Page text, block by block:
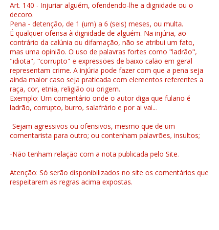
Art. 140 - Injuriar alguém, ofendendo-lhe a dignidade ou o
decoro.
Pena - detenção, de 1 (um) a 6 (seis) meses, ou multa.
É qualquer ofensa à dignidade de alguém. Na injúria, ao
contrário da calúnia ou difamação, não se atribui um fato,
mas uma opinião. O uso de palavras fortes como "ladrão",
"idiota", "corrupto" e expressões de baixo calão em geral
representam crime. A injúria pode fazer com que a pena seja
ainda maior caso seja praticada com elementos referentes a
raça, cor, etnia, religião ou origem.
Exemplo: Um comentário onde o autor diga que fulano é
ladrão, corrupto, burro, salafrário e por ai vai...
-Sejam agressivos ou ofensivos, mesmo que de um
comentarista para outro; ou contenham palavrões, insultos;
-Não tenham relação com a nota publicada pelo Site.
Atenção: Só serão disponibilizados no site os comentários que
respeitarem as regras acima expostas.